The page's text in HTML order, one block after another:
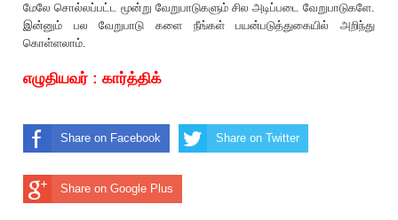
மேலே சொல்லப்பட்ட மூன்று வேறுபாடுகளும் சில அடிப்படை வேறுபாடுகளே.
இன்னும் பல வேறுபாடு களை நீங்கள் பயன்படுத்துகையில் அறிந்து
கொள்ளலாம்.
எழுதியவர் : கார்த்திக்
Share on Facebook Share on Twitter
Share on Google Plus